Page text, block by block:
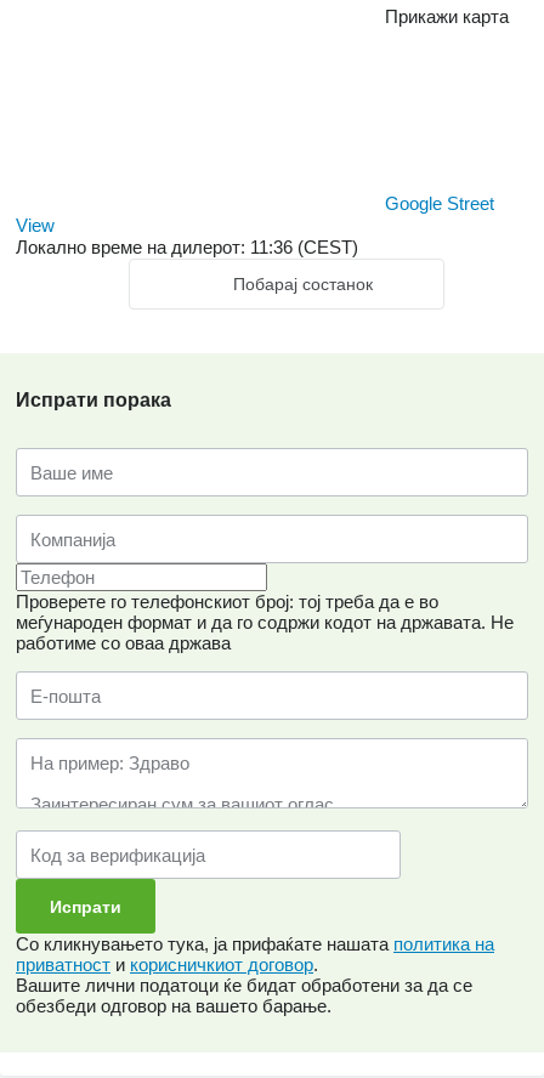
Прикажи карта
Google Street
View
Локално време на дилерот: 11:36 (CEST)
Побарај состанок
Испрати порака
Проверете го телефонскиот број: тој треба да е во
меѓународен формат и да го содржи кодот на државата. Не
работиме со оваа држава
Со кликнувањето тука, ја прифаќате нашата политика на
приватност и корисничкиот договор.
Вашите лични податоци ќе бидат обработени за да се
обезбеди одговор на вашето барање.